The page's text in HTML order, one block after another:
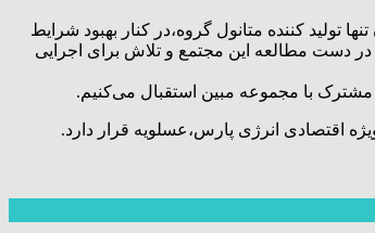
تولید کننده متانول گروه،در کنار بهبود شرایط
دست مطالعه این مجتمع و تلاش برای اجرایی
مشترک با مجموعه مبین استقبال می‌کنیم.
اقتصادی انرژی پارس،عسلویه قرار دارد.